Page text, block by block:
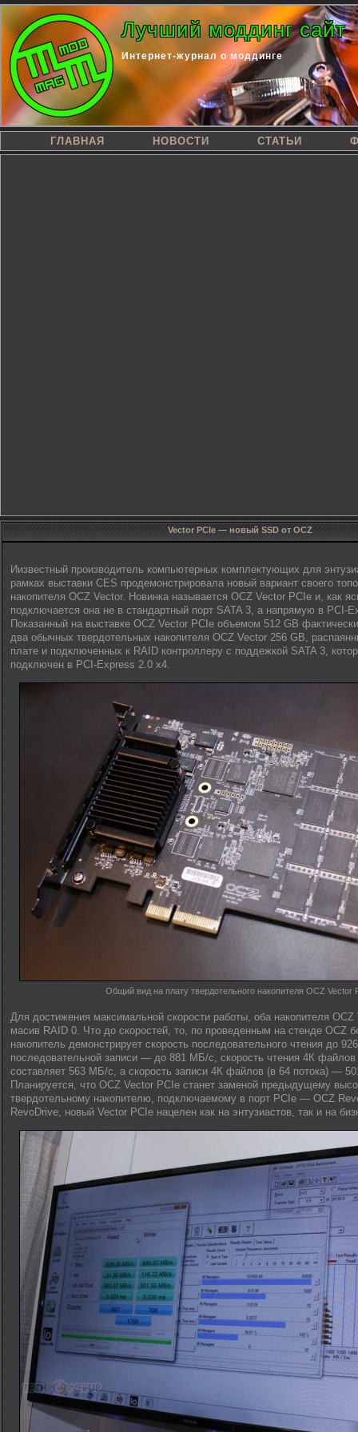
Лучший моддинг сайт
Интернет-журнал о моддинге
ГЛАВНАЯ НОВОСТИ СТАТЬИ
Vector PCIe — новый SSD от OCZ
Иизвестный производитель компьютерных комплектующих для
рамках выставки CES продемонстрировала новый вариант своего
накопителя OCZ Vector. Новинка называется OCZ Vector PCIe и, как
подключается она не в стандартный порт SATA 3, а напрямую в PCI-
Показанный на выставке OCZ Vector PCIe объемом 512 GB
два обычных твердотельных накопителя OCZ Vector 256 GB,
плате и подключенных к RAID контроллеру с поддежкой SATA 3,
подключен в PCI-Express 2.0 x4.
Общий вид на плату твердотельного накопителя OCZ Vector
Для достижения максимальной скорости работы, оба накопителя
масив RAID 0. Что до скоростей, то, по проведенным на стенде OCZ
накопитель демонстрирует скорость последовательного чтения до
последовательной записи — до 881 МБ/с, скорость чтения 4К файлов
составляет 563 МБ/с, а скорость записи 4К файлов (в 64 потока) —
Планируется, что OCZ Vector PCIe станет заменой предыдущему
твердотельному накопителю, подключаемому в порт PCIe — OCZ
RevoDrive, новый Vector PCIe нацелен как на энтузиастов, так и на